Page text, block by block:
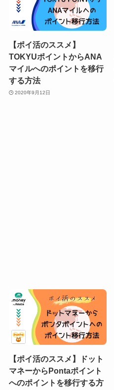
【ポイ活のススメ】
TOKYUポイントからANA
マイルへのポイントを移行
する方法
2020年9月12日
【ポイ活のススメ】ドット
マネーからPontaポイント
へのポイントを移行する方